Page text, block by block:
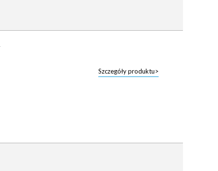
Szczegóły produktu>